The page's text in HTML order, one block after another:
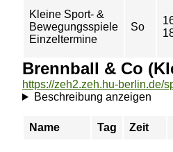
Kleine Sport- &
Bewegungsspiele
Einzeltermine
So
Brennball & Co
Beschreibung anzeigen
Name Tag Zeit